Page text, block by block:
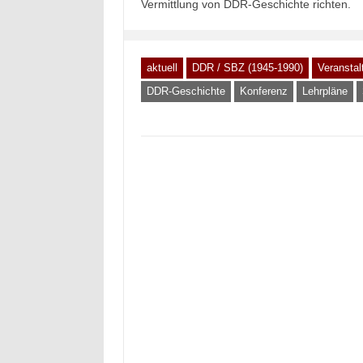
Vermittlung von DDR-Geschichte richten.
aktuell DDR / SBZ (1945-1990)
DDR-Geschichte
Konferenz Lehrpläne